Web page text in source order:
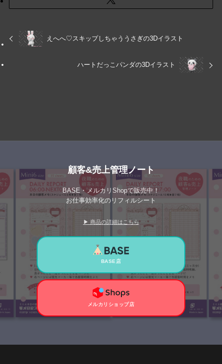
えへへ♡スキップしちゃううさぎの3Dイラスト
ハートだっこパンダの3Dイラスト
顧客&売上管理ノート
BASE・メルカリShopで販売中！
お仕事効率化のリフィルシート
▶ 商品の詳細はこちら
BASE店
メルカリショップ店